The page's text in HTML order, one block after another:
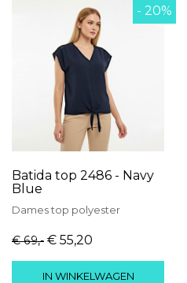
- 20%
Batida top 2486 - Navy
Blue
Damestop polyester
€ 69,- € 55,20
IN WINKELWAGEN